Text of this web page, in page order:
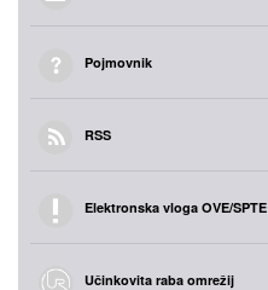
Pojmovnik
RSS
Elektronska vloga OVE/SPTE
Učinkovita raba omrežij